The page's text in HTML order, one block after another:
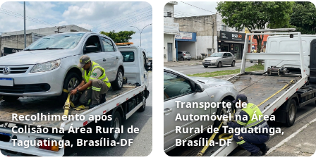
Recolhimento após
Colisão na Área Rural de
Taguatinga, Brasília‑DF
Transporte de
Automóvel na Área
Rural de Taguatinga,
Brasília‑DF